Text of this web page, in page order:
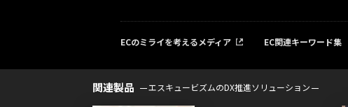
ECのミライを考えるメディア EC関連キーワード集
関連製品 エスキュービズムのDX推進ソリューション